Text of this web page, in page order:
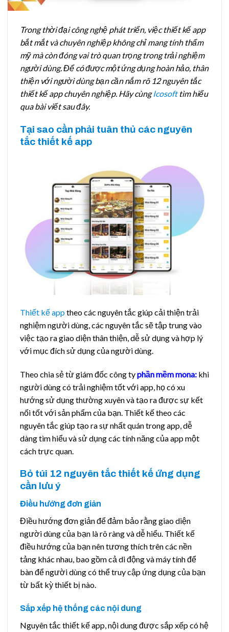
Trong thời đại công nghệ phát triển, việc thiết kế app
bắt mắt và chuyên nghiệp không chỉ mang tính thẩm
mỹ mà còn đóng vai trò quan trọng trong trải nghiệm
người dùng. Để có được một ứng dụng hoàn hảo, thân
thiện với người dùng bạn cần nắm rõ 12 nguyên tắc
thiết kế app chuyên nghiệp. Hãy cùngIcosofttìm hiểu
qua bài viết sau đây.
Tại sao cần phải tuân thủ các nguyên
tắc thiết kế app
Thiết kế apptheo các nguyên tắc giúp cải thiện trải
nghiệm người dùng, các nguyên tắc sẽ tập trung vào
việc tạo ra giao diện thân thiện, dễ sử dụng và hợp lý
với mục đích sử dụng của người dùng.
Theo chia sẻ từ giám đốc công typhần mềm mona: khi
người dùng có trải nghiệm tốt với app, họ có xu
hướng sử dụng thường xuyên và tạo ra được sự kết
nối tốt với sản phẩm của bạn. Thiết kế theo các
nguyên tắc giúp tạo ra sự nhất quán trong app, dễ
dàng tìm hiểu và sử dụng các tính năng của app một
cách trực quan.
Bỏ túi 12 nguyên tắc thiết kế ứng dụng
cần lưu ý
Điều hướng đơn giản
Điều hướng đơn giản để đảm bảo rằng giao diện
người dùng của bạn là rõ ràng và dễ hiểu. Thiết kế
điều hướng của bạn nên tương thích trên các nền
tảng khác nhau, bao gồm cả di động và máy tính để
bàn để người dùng có thể truy cập ứng dụng của bạn
từ bất kỳ thiết bị nào.
Sắp xếp hệ thống các nội dung
Nguyên tắc thiết kế app, nội dung được sắp xếp có hệ